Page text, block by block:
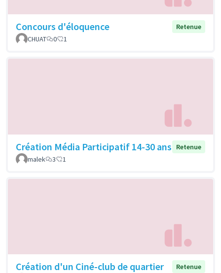
Concours d'éloquence
Retenue
CHUAT
0 1
Création Média Participatif 14-30 ans
Retenue
malek
3 1
Création d'un Ciné-club de quartier
Retenue